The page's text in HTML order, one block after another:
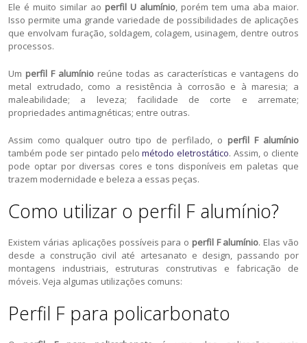
Ele é muito similar ao perfil U alumínio, porém tem uma aba maior.
Isso permite uma grande variedade de possibilidades de aplicações
que envolvam furação, soldagem, colagem, usinagem, dentre outros
processos.
Um perfil F alumínio reúne todas as características e vantagens do
metal extrudado, como a resistência à corrosão e à maresia; a
maleabilidade; a leveza; facilidade de corte e arremate;
propriedades antimagnéticas; entre outras.
Assim como qualquer outro tipo de perfilado, o perfil F alumínio
também pode ser pintado pelométodo eletrostático. Assim, o cliente
pode optar por diversas cores e tons disponíveis em paletas que
trazem modernidade e beleza a essas peças.
Como utilizar o perfil F alumínio?
Existem várias aplicações possíveis para o perfil F alumínio. Elas vão
desde a construção civil até artesanato e design, passando por
montagens industriais, estruturas construtivas e fabricação de
móveis. Veja algumas utilizações comuns:
Perfil F para policarbonato